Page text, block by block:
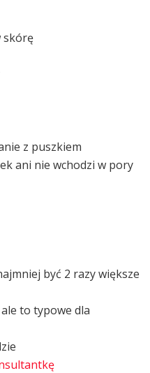
skórę
z puszkiem
ani nie wchodzi w pory
być 2 razy większe
to typowe dla